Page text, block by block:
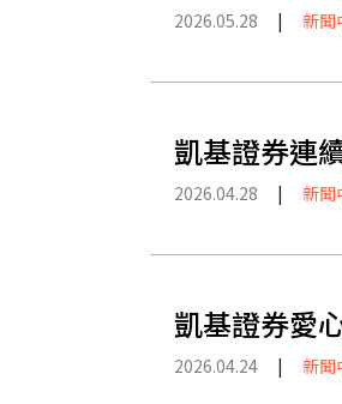
2026.05.28 | 新聞
凱基證券連
2026.04.28 | 新聞
凱基證券愛
2026.04.24 | 新聞